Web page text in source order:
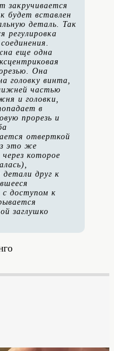
закручивается
будет вставлен
деталь. Так
регулировка
еще одна
Она
головку винта,
частью
и головки,
в
прорезь и
отверткой
это же
которое
детали друг к
доступом к
заглушко